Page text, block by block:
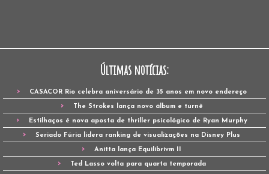
Últimas notícias:
CASACOR Rio celebra aniversário de 35 anos em novo endereço
The Strokes lança novo álbum e turnê
Estilhaços é nova aposta de thriller psicológico de Ryan Murphy
Seriado Fúria lidera ranking de visualizações na Disney Plus
Anitta lança Equilibrivm II
Ted Lasso volta para quarta temporada